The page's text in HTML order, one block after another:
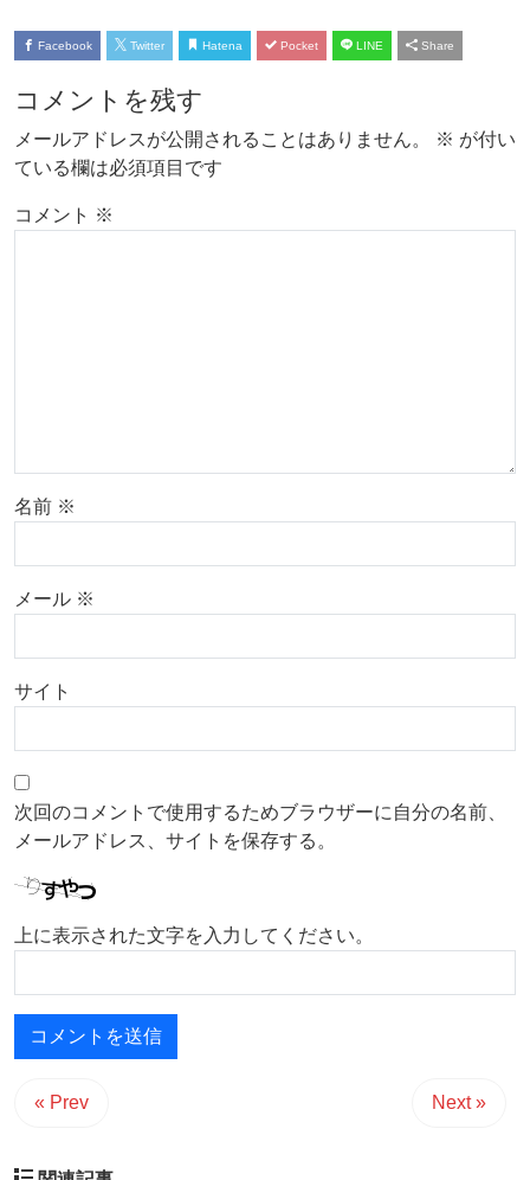
Facebook Twitter Hatena Pocket LINE Share
コメントを残す
メールアドレスが公開されることはありません。 ※ が付い
ている欄は必須項目です
コメント ※
名前 ※
メール ※
サイト
次回のコメントで使用するためブラウザーに自分の名前、
メールアドレス、サイトを保存する。
上に表示された文字を入力してください。
« Prev Next »